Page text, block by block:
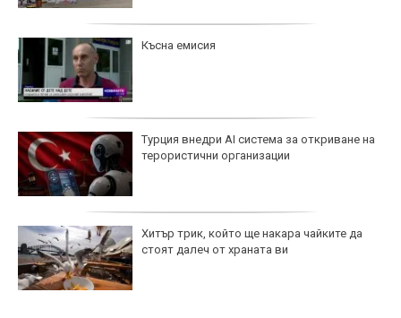
Късна емисия
Турция внедри AI система за откриване на
терористични организации
Хитър трик, който ще накара чайките да
стоят далеч от храната ви